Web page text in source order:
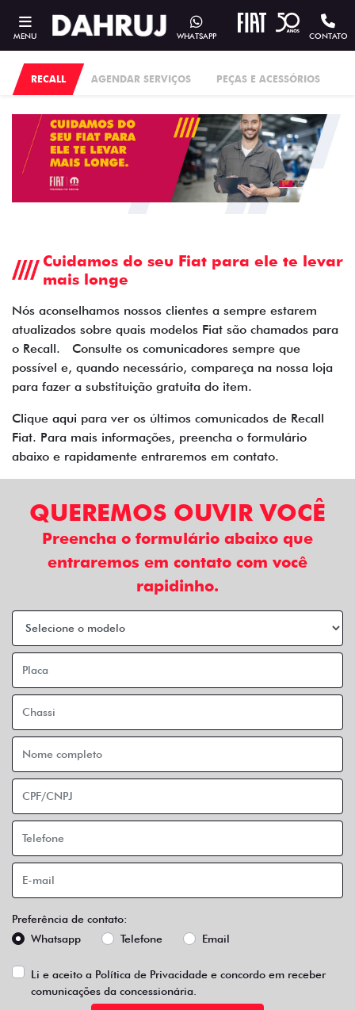
MENU CONTATO
WHATSAPP
AGENDAR SERVIÇOS PEÇAS E ACESSÓRIOS
RECALL
Cuidamos do seu Fiat para ele te levar
mais longe
Nós aconselhamos nossos clientes a sempre estarem
atualizados sobre quais modelos Fiat são chamados para
o Recall. Consulte os comunicadores sempre que
possível e, quando necessário, compareça na nossa loja
para fazer a substituição gratuita do item.
Clique aqui para ver os últimos comunicados de Recall
Fiat. Para mais informações, preencha o formulário
abaixo e rapidamente entraremos em contato.
QUEREMOS OUVIR VOCÊ
Preencha o formulário abaixo que
entraremos em contato com você
rapidinho.
Preferência de contato:
Whatsapp
Telefone Email
Li e aceito a Política de Privacidade e concordo em receber
comunicações da concessionária.